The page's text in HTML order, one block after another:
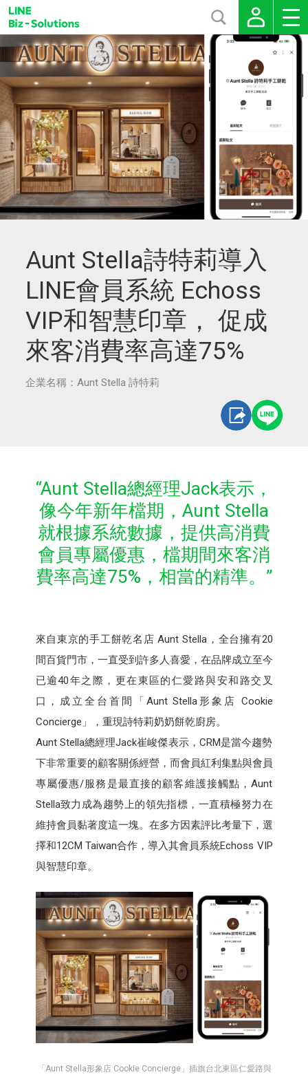
Aunt Stella詩特莉導入
LINE會員系統 Echoss
VIP和智慧印章， 促成
來客消費率高達75%
企業名稱：Aunt Stella 詩特莉
“Aunt Stella總經理Jack表示，
像今年新年檔期，Aunt Stella
就根據系統數據，提供高消費
會員專屬優惠，檔期間來客消
費率高達75%，相當的精準。”
來自東京的手工餅乾名店 Aunt Stella，全台擁有20
間百貨門市，一直受到許多人喜愛，在品牌成立至今
已逾40年之際，更在東區的仁愛路與安和路交叉
口，成立全台首間「Aunt Stella形象店 Cookie
Concierge」，重現詩特莉奶奶餅乾廚房。
Aunt Stella總經理Jack崔峻傑表示，CRM是當今趨勢
下非常重要的顧客關係經營，而會員紅利集點與會員
專屬優惠/服務是最直接的顧客維護接觸點，Aunt
Stella致力成為趨勢上的領先指標，一直積極努力在
維持會員黏著度這一塊。在多方因素評比考量下，選
擇和12CM Taiwan合作，導入其會員系統Echoss VIP
與智慧印章。
「Aunt Stella形象店 Cookie Concierge」插旗台北東區仁愛路與